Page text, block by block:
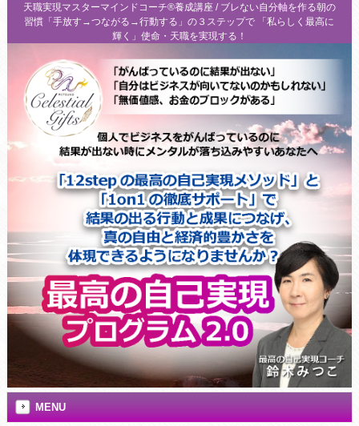
天職実現マスターマインドコーチ®養成講座 / ブレない自分軸を作る朝の
習慣「手放す→つながる→行動する」の３ステップで 「私らしく最高に
輝く」使命・天職を実現する！
MENU